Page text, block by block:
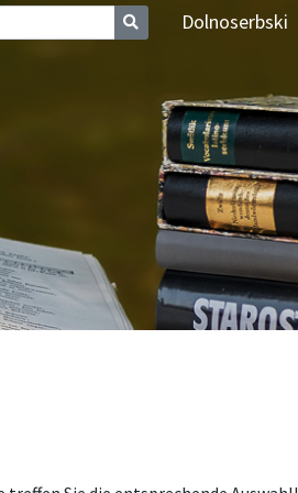
Dolnoserbski